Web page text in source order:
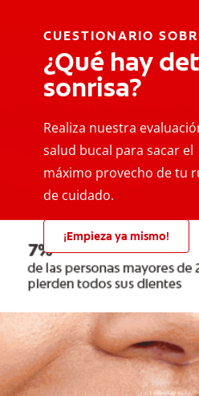
CUESTIONARIO
¿Qué hay
sonrisa?
Realiza nuestra
salud bucal para sacar el
máximo provecho de tu
de cuidado.
¡Empieza ya mismo!